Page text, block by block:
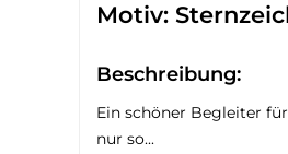
Motiv:
Beschreibung:
Ein schöner Begleiter
nur so...